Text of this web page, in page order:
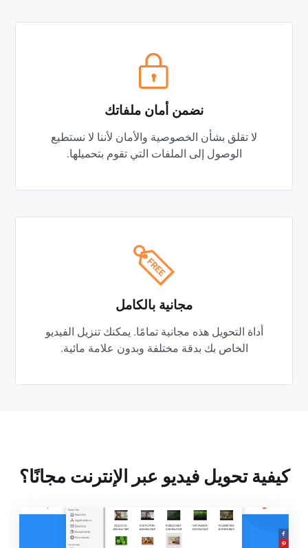
نضمن أمان ملفاتك
لا تقلق بشأن الخصوصية والأمان لأننا لا نستطيع
الوصول إلى الملفات التي تقوم بتحميلها.
مجانية بالكامل
أداة التحويل هذه مجانية تمامًا. يمكنك تنزيل الفيديو
الخاص بك بدقة مختلفة وبدون علامة مائية.
كيفية تحويل فيديو عبر الإنترنت مجانًا؟